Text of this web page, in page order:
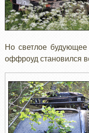
Но светлое
оффроуд становился